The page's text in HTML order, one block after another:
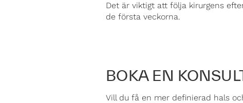
Det är viktigt att följa kirurgens
de första veckorna.
BOKA EN
Vill du få en mer definierad hals